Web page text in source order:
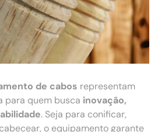
de cabos representam
para quem busca inovação,
. Seja para conificar,
o equipamento garante